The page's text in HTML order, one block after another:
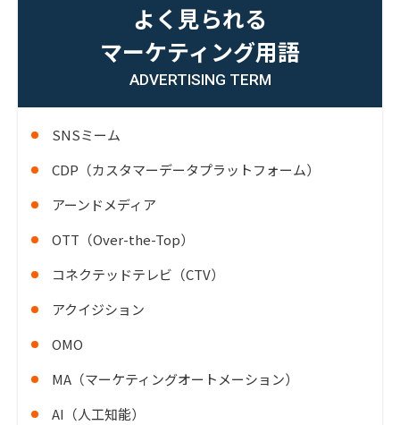
よく見られる
マーケティング用語
ADVERTISING TERM
SNSミーム
CDP（カスタマーデータプラットフォーム）
アーンドメディア
OTT（Over-the-Top）
コネクテッドテレビ（CTV）
アクイジション
OMO
MA（マーケティングオートメーション）
AI（人工知能）